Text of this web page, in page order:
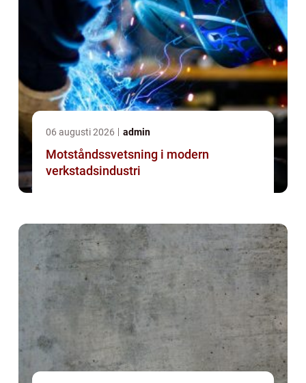
06 augusti 2026 admin
Motståndssvetsning i modern
verkstadsindustri